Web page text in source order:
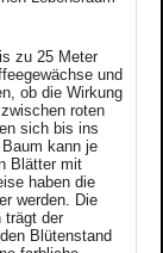
zu 25 Meter
und
ob die Wirkung
roten
sich bis ins
kann je
Blätter mit
haben die
werden. Die
trägt der
Blütenstand